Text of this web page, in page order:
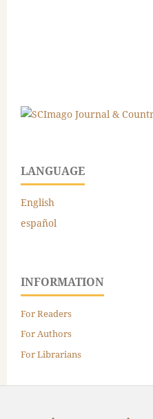
LANGUAGE
English
español
INFORMATION
For Readers
For Authors
For Librarians